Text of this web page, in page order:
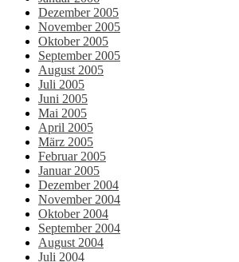
Dezember 2005
November 2005
Oktober 2005
September 2005
August 2005
Juli 2005
Juni 2005
Mai 2005
April 2005
März 2005
Februar 2005
Januar 2005
Dezember 2004
November 2004
Oktober 2004
September 2004
August 2004
Juli 2004